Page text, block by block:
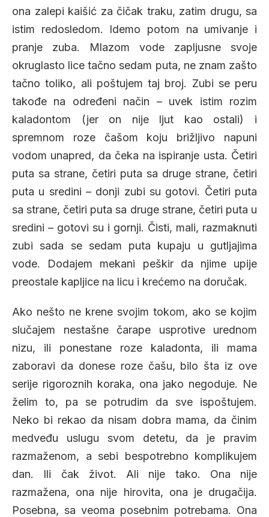
ona zalepi kaišić za čičak traku, zatim drugu, sa
istim redosledom. Idemo potom na umivanje i
pranje zuba. Mlazom vode zapljusne svoje
okruglasto lice tačno sedam puta, ne znam zašto
tačno toliko, ali poštujem taj broj. Zubi se peru
takođe na određeni način – uvek istim rozim
kaladontom (jer on nije ljut kao ostali) i
spremnom roze čašom koju brižljivo napuni
vodom unapred, da čeka na ispiranje usta. Četiri
puta sa strane, četiri puta sa druge strane, četiri
puta u sredini – donji zubi su gotovi. Četiri puta
sa strane, četiri puta sa druge strane, četiri puta u
sredini – gotovi su i gornji. Čisti, mali, razmaknuti
zubi sada se sedam puta kupaju u gutljajima
vode. Dodajem mekani peškir da njime upije
preostale kapljice na licu i krećemo na doručak.
Ako nešto ne krene svojim tokom, ako se kojim
slučajem nestašne čarape usprotive urednom
nizu, ili ponestane roze kaladonta, ili mama
zaboravi da donese roze čašu, bilo šta iz ove
serije rigoroznih koraka, ona jako negoduje. Ne
želim to, pa se potrudim da sve ispoštujem.
Neko bi rekao da nisam dobra mama, da činim
medveđu uslugu svom detetu, da je pravim
razmaženom, a sebi bespotrebno komplikujem
dan. Ili čak život. Ali nije tako. Ona nije
razmažena, ona nije hirovita, ona je drugačija.
Posebna, sa veoma posebnim potrebama. Ona